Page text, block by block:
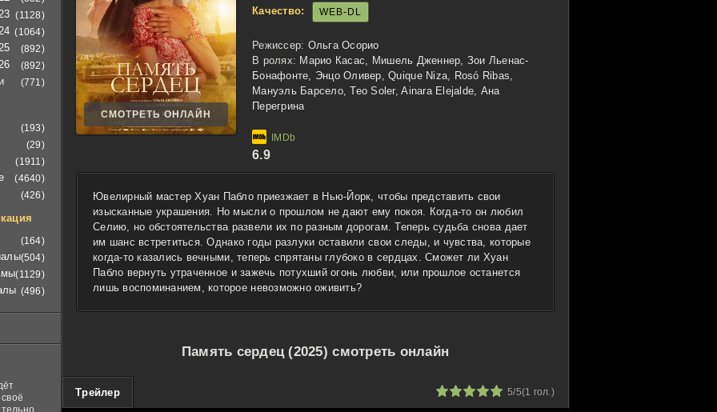
СМОТРЕТЬ ОНЛАЙН
Качество: WEB-DL
Режиссер: Ольга Осорио
В ролях: Марио Касас, Мишель Дженнер, Зои Льенас-
Бонафонте, Энцо Оливер, Quique Niza, Rosó Ribas,
Мануэль Барсело, Teo Soler, Ainara Elejalde, Ана
Перегрина
6.9
Ювелирный мастер Хуан Пабло приезжает в Нью-Йорк, чтобы представить свои
изысканные украшения. Но мысли о прошлом не дают ему покоя. Когда-то он любил
Селию, но обстоятельства развели их по разным дорогам. Теперь судьба снова дает
им шанс встретиться. Однако годы разлуки оставили свои следы, и чувства, которые
когда-то казались вечными, теперь спрятаны глубоко в сердцах. Сможет ли Хуан
Пабло вернуть утраченное и зажечь потухший огонь любви, или прошлое останется
лишь воспоминанием, которое невозможно оживить?
Память сердец (2025) смотреть онлайн
Трейлер 5/5(1 гол.)
(1128)
(1064)
(892)
(892)
(771)
(193)
(29)
(1911)
(4640)
(426)
(164)
(504)
(1129)
(496)